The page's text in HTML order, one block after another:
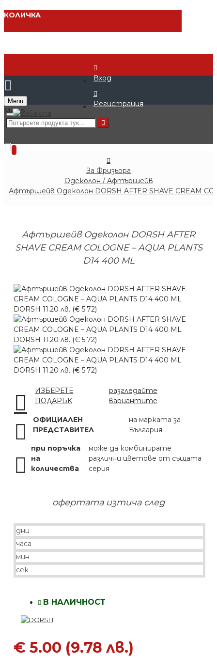
КОЛИЧКА
Вход
Регистрация
Menu
0
За Фризьора
Одеколон / Афтършейв
Афтършейв Одеколон DORSH AFTER SHAVE CREAM
Афтършейв Одеколон DORSH AFTER
SHAVE CREAM COLOGNE – AQUA PLANTS
D14 400 ML
ИЗБЕРЕТЕ
ПОДАРЪК
разгледайте
вариантите
ОФИЦИАЛЕН
ПРЕДСТАВИТЕЛ
на марката за
България
при поръчка
на
количества
може да комбинирате
различни цветове от същата
серия
офертата изтича след
дни
часа
мин
сек
€ 5.00 (9.78 лв.)
В НАЛИЧНОСТ